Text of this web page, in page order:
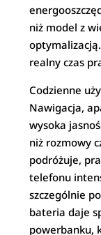
niż model z
realny czas
Codzienne
Nawigacja,
wysoka
niż rozmowy
podróżuje,
telefonu
szczególnie
bateria daje
powerbanku,